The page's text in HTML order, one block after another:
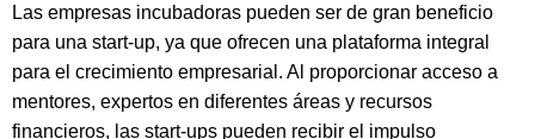
Las empresas incubadoras pueden ser de gran beneficio
para una start-up, ya que ofrecen una plataforma integral
para el crecimiento empresarial. Al proporcionar acceso a
mentores, expertos en diferentes áreas y recursos
financieros, las start-ups pueden recibir el impulso